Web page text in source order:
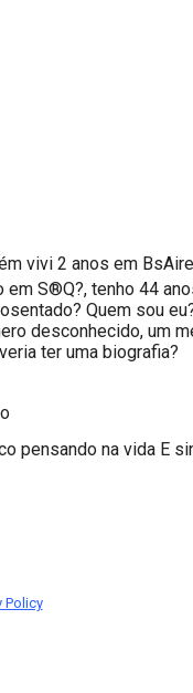
vivi 2 anos em
em S®Q?, tenho 44
Quem sou
desconhecido, um
ter uma biografia?
pensando na vida E
Policy